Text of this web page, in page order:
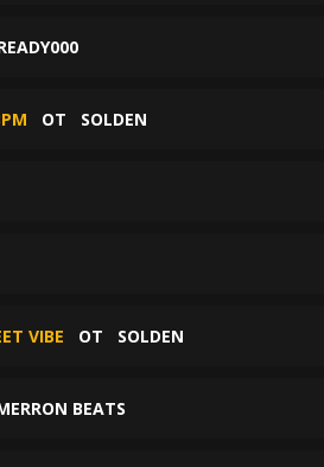
ОТ SOLDEN
VIBE ОТ SOLDEN
BEATS